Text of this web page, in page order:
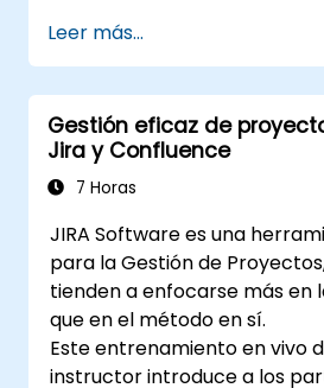
Avanzar las incidencias
el flujo de trabajo.
Realizar búsquedas.
Gestionar y
filtros.
Leer más...
Gestión eficaz de
Jira y Confluence
7 Horas
JIRA Software es una
para la Gestión de
tienden a enfocarse más en
que en el método en sí.
Este entrenamiento en vivo
instructor introduce a los